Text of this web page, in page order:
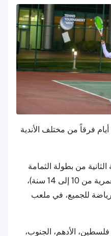
فرقاً من مختلف الأندية
من بطولة الثمامة
الرمضانية لكرة القدم (للفئة العمرية من 10 إلى 14 سنة)،
للجميع، في ملعب
الأدهم، الجنوب،